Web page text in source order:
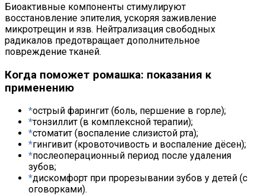
Биоактивные компоненты стимулируют
восстановление эпителия, ускоряя заживление
микротрещин и язв. Нейтрализация свободных
радикалов предотвращает дополнительное
повреждение тканей.
Когда поможет ромашка: показания к
применению
острый фарингит (боль, першение в горле);
тонзиллит (в комплексной терапии);
стоматит (воспаление слизистой рта);
гингивит (кровоточивость и воспаление дёсен);
послеоперационный период после удаления
зубов;
дискомфорт при прорезывании зубов у детей (с
оговорками).